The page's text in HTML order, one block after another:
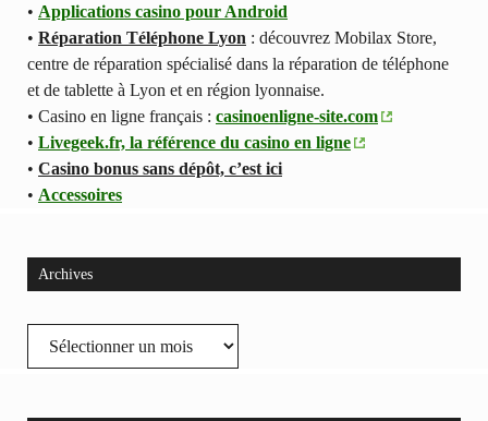
• Applications casino pour Android
• Réparation Téléphone Lyon : découvrez Mobilax Store,
centre de réparation spécialisé dans la réparation de téléphone
et de tablette à Lyon et en région lyonnaise.
• Casino en ligne français : casinoenligne-site.com
• Livegeek.fr, la référence du casino en ligne
• Casino bonus sans dépôt, c’est ici
• Accessoires
Archives
Archives